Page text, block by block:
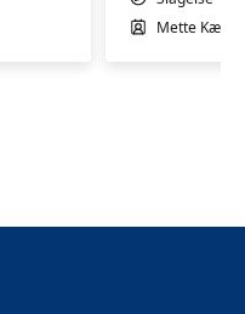
i
Mette